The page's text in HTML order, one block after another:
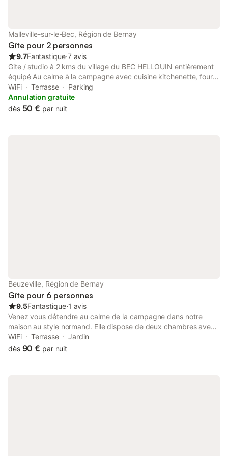
Malleville-sur-le-Bec, Région de Bernay
Gîte pour 2 personnes
9.7Fantastique⋅7 avis
Gite / studio à 2 kms du village du BEC HELLOUIN entièrement
équipé Au calme à la campagne avec cuisine kitchenette, four
et micro-ondes. Frigo, plaques électriques, vaisselles Chambre
donnant sur terrasse, grand lit de 160x200, étagères, salle
d'eau Tout l'équipement nécessaire pour vivre plusieurs jours
WiFi Terrasse
Parking
Annulation gratuite
dès 50 € par nuit
Beuzeville, Région de Bernay
Gîte pour 6 personnes
9.5Fantastique⋅1 avis
Venez vous détendre au calme de la campagne dans notre
maison au style normand. Elle dispose de deux chambres avec
des lits de 160x200 et d une chambre avec deux lits simples.
Un lit bébé est à disposition. Les draps sont compris dans la
WiFi Terrasse
Jardin
dès 90 € par nuit